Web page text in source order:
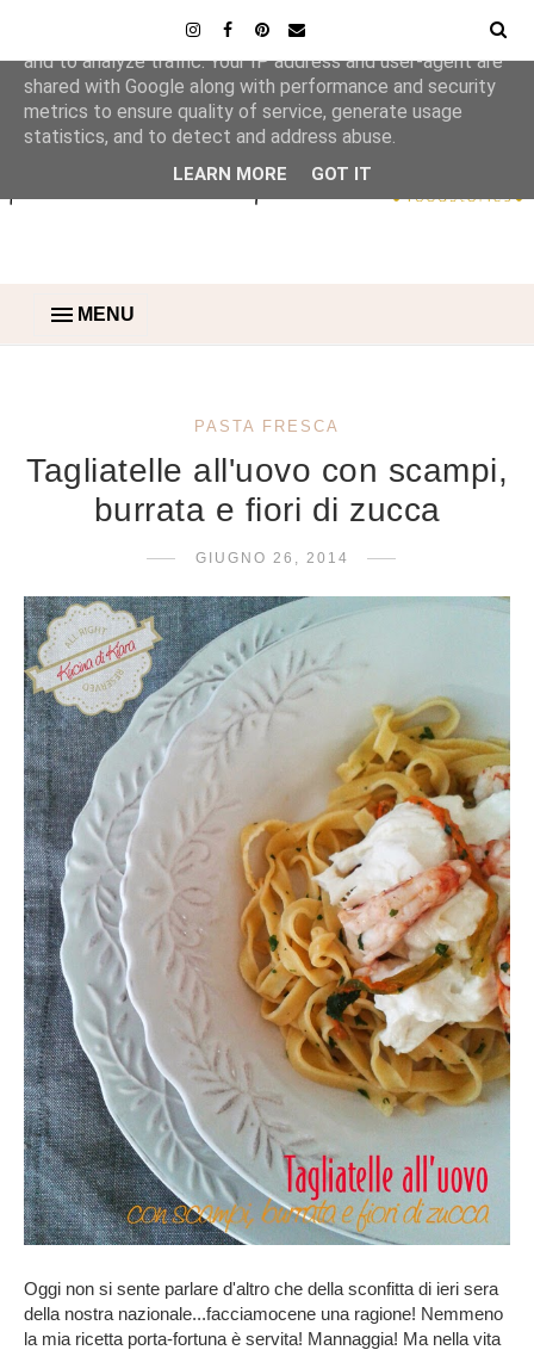
MENU
PASTA FRESCA
Tagliatelle all'uovo con scampi,
burrata e fiori di zucca
GIUGNO 26, 2014
Oggi non si sente parlare d'altro che della sconfitta di ieri sera
della nostra nazionale...facciamocene una ragione! Nemmeno
la mia ricetta porta-fortuna è servita! Mannaggia! Ma nella vita
This site uses cookies from Google to deliver its services
and to analyze traffic. Your IP address and user-agent are
shared with Google along with performance and security
metrics to ensure quality of service, generate usage
statistics, and to detect and address abuse.
LEARN MORE GOT IT